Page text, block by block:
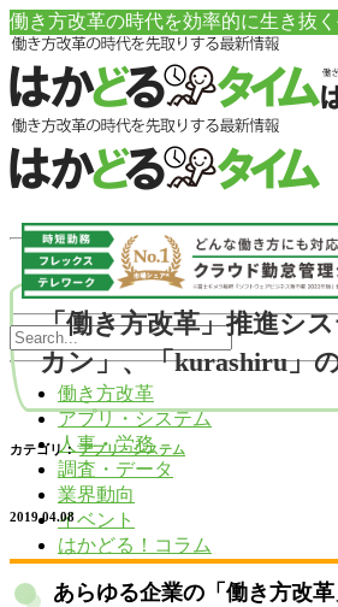
働き方改革の時代を効率的に生き抜く
働き方改革
アプリ・システム
人事・労務
調査・データ
業界動向
イベント
はかどる！コラム
「働き方改革」推進シ
カン」、「kurashiru」
カテゴリ： アプリ・システム
2019.04.08
あらゆる企業の「働き方改